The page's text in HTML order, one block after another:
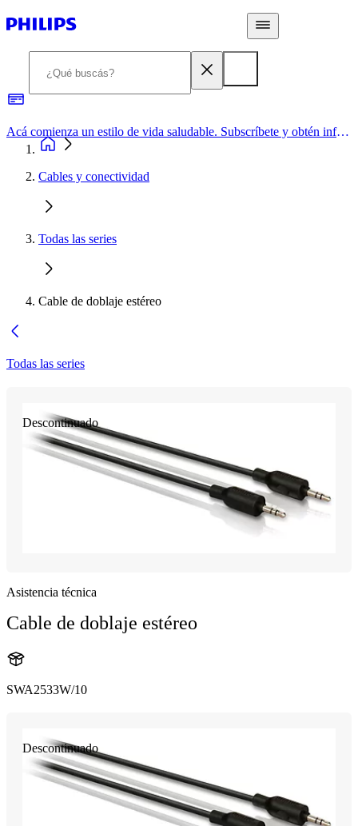
Acá comienza un estilo de vida saludable. Subscríbete y obtén información de primera mano
Cables y conectividad
Todas las series
Cable de doblaje estéreo
Todas las series
Descontinuado
Asistencia técnica
Cable de doblaje estéreo
SWA2533W/10
Descontinuado